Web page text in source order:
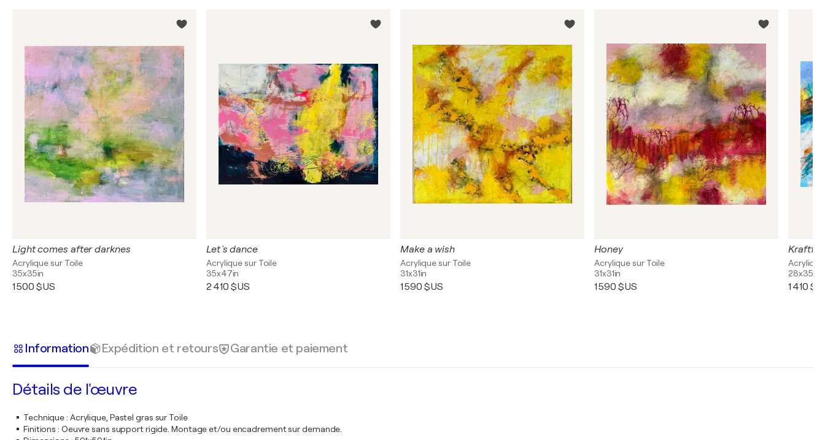
Light comes after darknes
Acrylique sur Toile
35x35in
1 500 $US
Let `s dance
Acrylique sur Toile
35x47in
2 410 $US
Make a wish
Acrylique sur Toile
31x31in
1 590 $US
Honey
Acrylique sur Toile
31x31in
1 590 $US
28x35in
1 410
Information Expédition et retours Garantie et paiement
Détails de l'œuvre
Technique: Acrylique, Pastel gras sur Toile
Finitions : Oeuvre sans support rigide. Montage et/ou encadrement sur demande.